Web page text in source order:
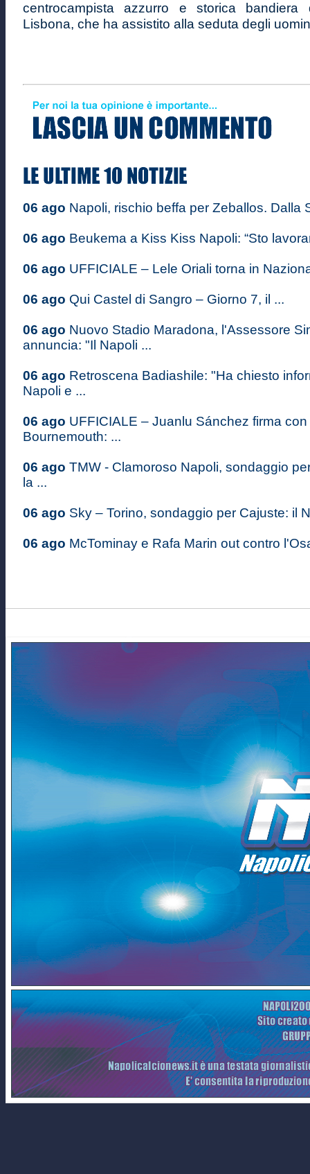
centrocampista azzurro e storica bandiera
Lisbona, che ha assistito alla seduta degli
06 ago Napoli, rischio beffa per Zeballos. Dalla
06 ago Beukema a Kiss Kiss Napoli: “Sto
06 ago UFFICIALE – Lele Oriali torna in
06 ago Qui Castel di Sangro – Giorno 7, il ...
06 ago Nuovo Stadio Maradona, l'Assessore
annuncia: "Il Napoli ...
06 ago Retroscena Badiashile: "Ha chiesto
Napoli e ...
06 ago UFFICIALE – Juanlu Sánchez firma con
Bournemouth: ...
06 ago TMW - Clamoroso Napoli, sondaggio
la ...
06 ago Sky – Torino, sondaggio per Cajuste: il
06 ago McTominay e Rafa Marin out contro